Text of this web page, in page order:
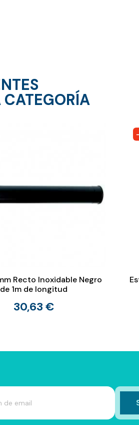
Recto Inoxidable Negro
de 1m de longitud
30,63 €